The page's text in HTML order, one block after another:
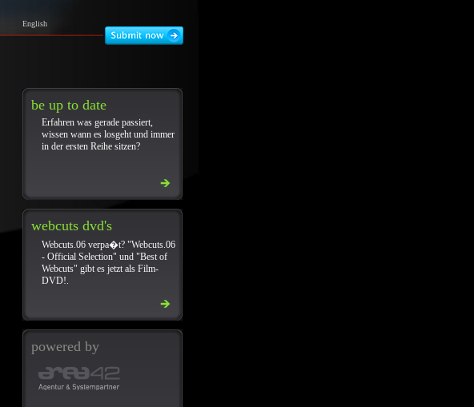
English
be up to date
Erfahren was gerade passiert,
wissen wann es losgeht und immer
in der ersten Reihe sitzen?
webcuts dvd's
Webcuts.06 verpa�t? "Webcuts.06
- Official Selection" und "Best of
Webcuts" gibt es jetzt als Film-
DVD!.
powered by